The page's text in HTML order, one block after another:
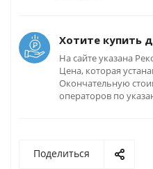
Хотите купить
На сайте указана
Цена, которая
Окончательную
операторов по
Поделиться